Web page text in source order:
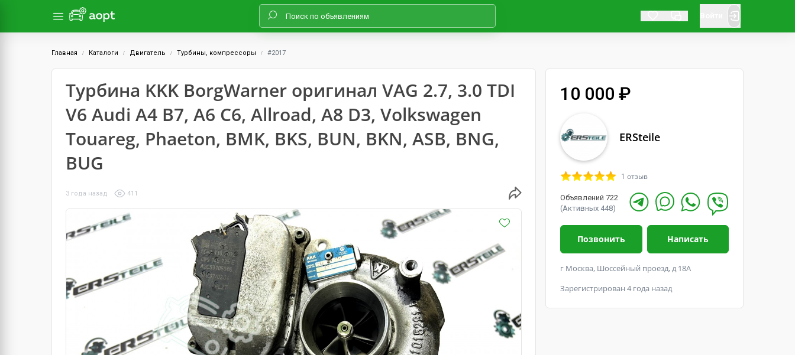
Главная Каталоги Двигатель Турбины, компрессоры #2017
Турбина KKK BorgWarner оригинал VAG 2.7, 3.0 TDI
V6 Audi A4 B7, A6 C6, Allroad, A8 D3, Volkswagen
Touareg, Phaeton, BMK, BKS, BUN, BKN, ASB, BNG,
BUG
3 года назад 411
10 000 ₽
ERSteile
1 отзыв
Объявлений 722
(Активных 448)
Позвонить Написать
г Москва, Шоссейный проезд, д 18А
Зарегистрирован 4 года назад